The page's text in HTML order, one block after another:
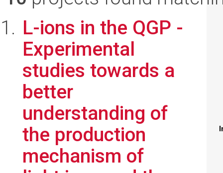
L-ions in the QGP -
Experimental
studies towards a
better
understanding of
the production
mechanism of